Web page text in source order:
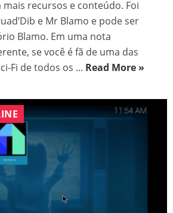
recursos e conteúdo. Foi
e Mr Blamo e pode ser
Blamo. Em uma nota
se você é fã de uma das
Fi de todos os ... Read More »